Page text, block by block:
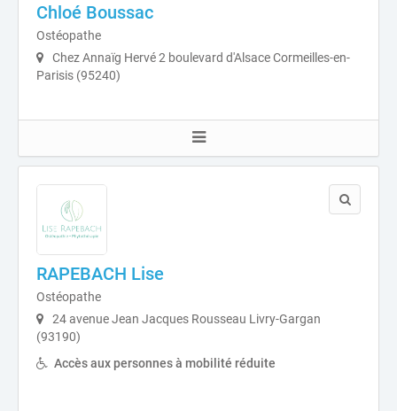
Chloé Boussac
Ostéopathe
Chez Annaïg Hervé 2 boulevard d'Alsace Cormeilles-en-
Parisis (95240)
RAPEBACH Lise
Ostéopathe
24 avenue Jean Jacques Rousseau Livry-Gargan
(93190)
Accès aux personnes à mobilité réduite